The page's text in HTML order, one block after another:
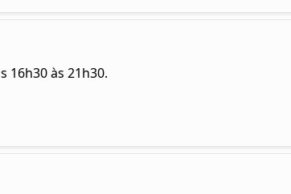
16h30 às 21h30.